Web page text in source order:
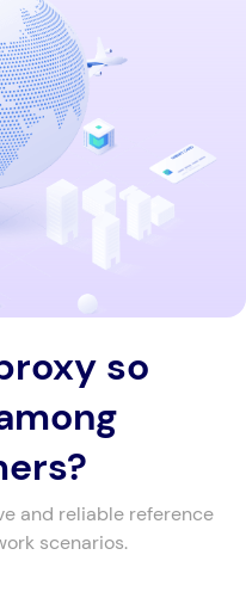
so
and reliable reference
scenarios.